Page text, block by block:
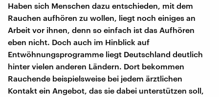
Haben sich Menschen dazu entschieden, mit dem
Rauchen aufhören zu wollen, liegt noch einiges an
Arbeit vor ihnen, denn so einfach ist das Aufhören
eben nicht. Doch auch im Hinblick auf
Entwöhnungsprogramme liegt Deutschland deutlich
hinter vielen anderen Ländern. Dort bekommen
Rauchende beispielsweise bei jedem ärztlichen
Kontakt ein Angebot, das sie dabei unterstützen soll,